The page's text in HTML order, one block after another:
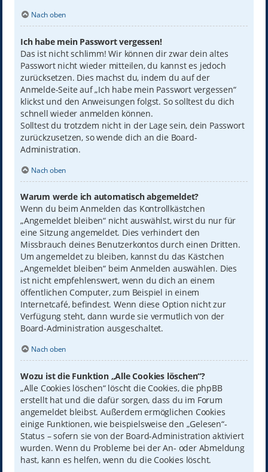
Nach oben
Ich habe mein Passwort vergessen!
Das ist nicht schlimm! Wir können dir zwar dein altes
Passwort nicht wieder mitteilen, du kannst es jedoch
zurücksetzen. Dies machst du, indem du auf der
Anmelde-Seite auf „Ich habe mein Passwort vergessen“
klickst und den Anweisungen folgst. So solltest du dich
schnell wieder anmelden können.
Solltest du trotzdem nicht in der Lage sein, dein Passwort
zurückzusetzen, so wende dich an die Board-
Administration.
Nach oben
Warum werde ich automatisch abgemeldet?
Wenn du beim Anmelden das Kontrollkästchen
„Angemeldet bleiben“ nicht auswählst, wirst du nur für
eine Sitzung angemeldet. Dies verhindert den
Missbrauch deines Benutzerkontos durch einen Dritten.
Um angemeldet zu bleiben, kannst du das Kästchen
„Angemeldet bleiben“ beim Anmelden auswählen. Dies
ist nicht empfehlenswert, wenn du dich an einem
öffentlichen Computer, zum Beispiel in einem
Internetcafé, befindest. Wenn diese Option nicht zur
Verfügung steht, dann wurde sie vermutlich von der
Board-Administration ausgeschaltet.
Nach oben
Wozu ist die Funktion „Alle Cookies löschen“?
„Alle Cookies löschen“ löscht die Cookies, die phpBB
erstellt hat und die dafür sorgen, dass du im Forum
angemeldet bleibst. Außerdem ermöglichen Cookies
einige Funktionen, wie beispielsweise den „Gelesen“-
Status – sofern sie von der Board-Administration aktiviert
wurden. Wenn du Probleme bei der An- oder Abmeldung
hast, kann es helfen, wenn du die Cookies löscht.